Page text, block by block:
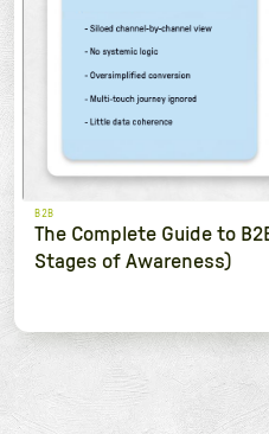
B2B
The Complete Guide to
Stages of Awareness)